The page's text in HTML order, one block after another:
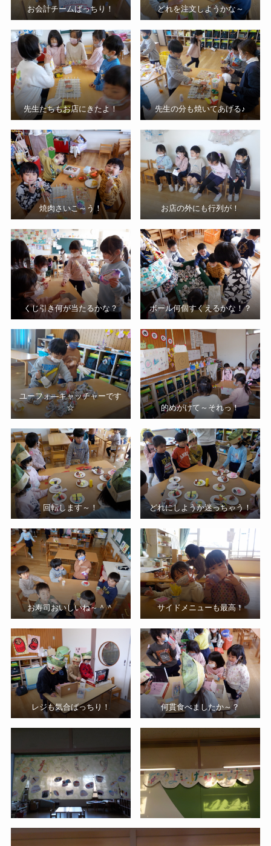
お会計チームばっちり！ どれを注文しようかな～
先生たちもお店にきたよ！ 先生の分も焼いてあげる♪
焼肉さいこ～う！ お店の外にも行列が！
くじ引き何が当たるかな？ ボール何個すくえるかな！？
ユーフォ―キャッチャーです
☆
的めがけて～それっ！
回転します～！ どれにしようか迷っちゃう！
お寿司おいしいね～＾＾ サイドメニューも最高！
レジも気合ばっちり！ 何貫食べましたか～？